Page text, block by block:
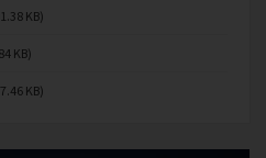
KB)
KB)
KB)